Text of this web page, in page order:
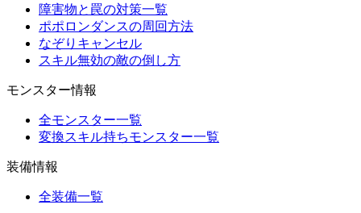
障害物と罠の対策一覧
ポポロンダンスの周回方法
なぞりキャンセル
スキル無効の敵の倒し方
モンスター情報
全モンスター一覧
変換スキル持ちモンスター一覧
装備情報
全装備一覧